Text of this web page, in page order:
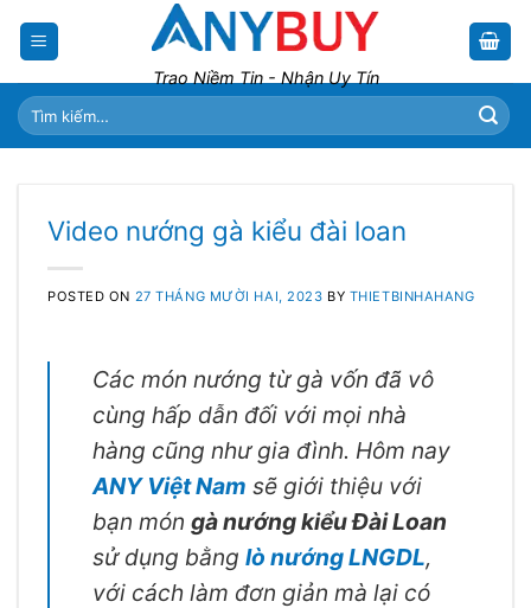
Trao Niềm Tin - Nhận Uy Tín
Tìm
kiếm:
Video nướng gà kiểu đài loan
POSTED ON 27 THÁNG MƯỜI HAI, 2023 BY THIETBINHAHANG
Các món nướng từ gà vốn đã vô
cùng hấp dẫn đối với mọi nhà
hàng cũng như gia đình. Hôm nay
ANY Việt Nam sẽ giới thiệu với
bạn món gà nướng kiểu Đài Loan
sử dụng bằng lò nướng LNGDL,
với cách làm đơn giản mà lại có